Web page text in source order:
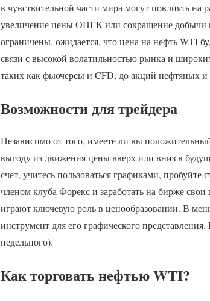
в чувствительной части мира могут повлиять на
увеличение цены ОПЕК или сокращение добычи
ограничены, ожидается, что цена на нефть WTI
связи с высокой волатильностью рынка и
таких как фьючерсы и CFD, до акций нефтяных
Возможности для трейдера
Независимо от того, имеете ли вы
выгоду из движения цены вверх или вниз в
счет, учитесь пользоваться графиками,
членом клуба Форекс и заработать на бирже
играют ключевую роль в ценообразовании. В
инструмент для его графического
недельного).
Как торговать нефтью WTI?